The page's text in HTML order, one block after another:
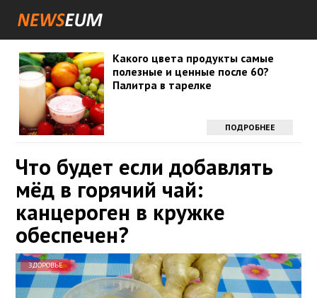
Какого цвета продукты самые
полезные и ценные после 60?
Палитра в тарелке
ПОДРОБНЕЕ
Что будет если добавлять
мёд в горячий чай:
канцероген в кружке
обеспечен?
ЗДОРОВЬЕ